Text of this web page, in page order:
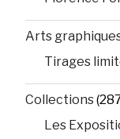
Arts
Tirages
Collections
Les